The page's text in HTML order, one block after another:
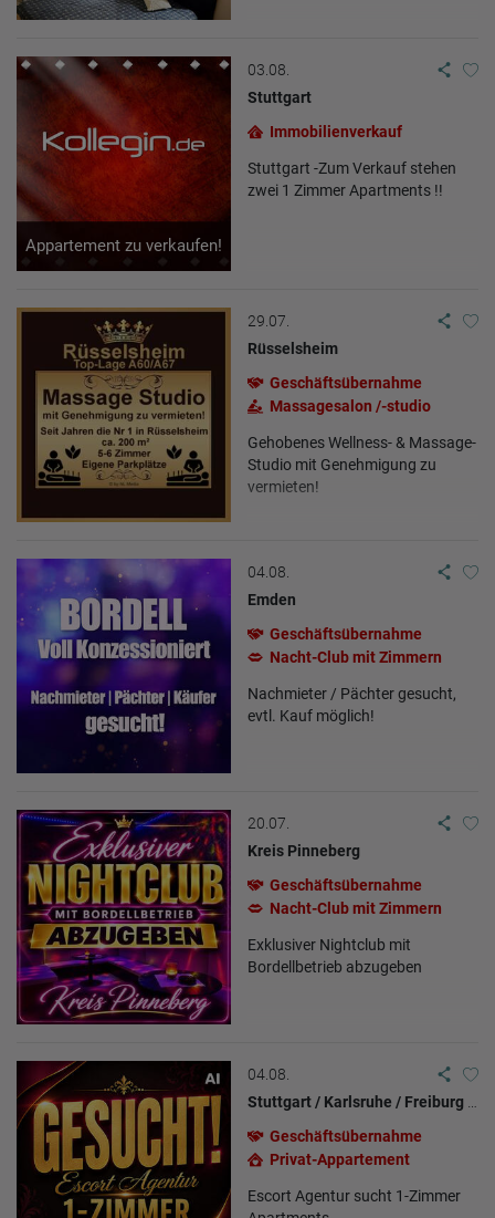
Appartement zu verkaufen!
03.08.
Stuttgart
Immobilienverkauf
Stuttgart -Zum Verkauf stehen
zwei 1 Zimmer Apartments !!
29.07.
Rüsselsheim
Geschäftsübernahme
Massagesalon /-studio
Gehobenes Wellness- & Massage-
Studio mit Genehmigung zu
vermieten!
04.08.
Emden
Geschäftsübernahme
Nacht-Club mit Zimmern
Nachmieter / Pächter gesucht,
evtl. Kauf möglich!
20.07.
Kreis Pinneberg
Geschäftsübernahme
Nacht-Club mit Zimmern
Exklusiver Nightclub mit
Bordellbetrieb abzugeben
04.08.
Geschäftsübernahme
Privat-Appartement
Escort Agentur sucht 1-Zimmer